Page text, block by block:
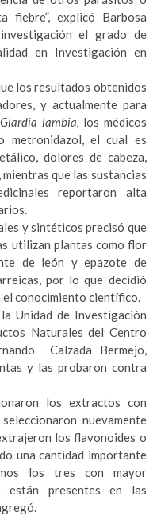
fiebre”, explicó Barbosa
el grado de
en Investigación en
los resultados obtenidos
y actualmente para
Giardia lambia, los médicos
metronidazol, el cual es
dolores de cabeza,
que las sustancias
reportaron alta
y sintéticos precisó que
utilizan plantas como flor
de león y epazote de
por lo que decidió
el conocimiento científico.
Unidad de Investigación
Naturales del Centro
Calzada Bermejo,
y las probaron contra
los extractos con
nuevamente
los flavonoides o
una cantidad importante
los tres con mayor
presentes en las